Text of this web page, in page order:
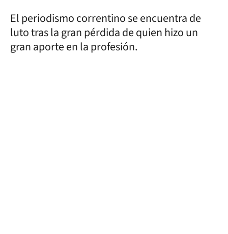
El periodismo correntino se encuentra de
luto tras la gran pérdida de quien hizo un
gran aporte en la profesión.